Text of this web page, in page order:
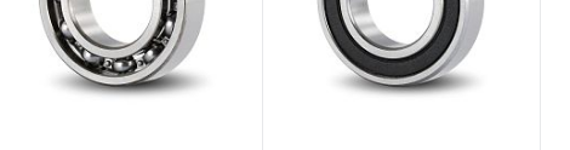
В избранное
В наличии
В избранное
В наличии